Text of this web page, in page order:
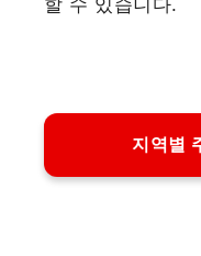
할 수 있습니다.
지역별